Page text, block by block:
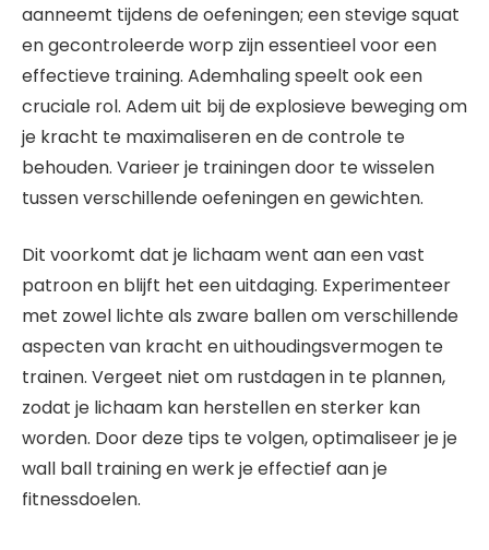
aanneemt tijdens de oefeningen; een stevige squat
en gecontroleerde worp zijn essentieel voor een
effectieve training. Ademhaling speelt ook een
cruciale rol. Adem uit bij de explosieve beweging om
je kracht te maximaliseren en de controle te
behouden. Varieer je trainingen door te wisselen
tussen verschillende oefeningen en gewichten.
Dit voorkomt dat je lichaam went aan een vast
patroon en blijft het een uitdaging. Experimenteer
met zowel lichte als zware ballen om verschillende
aspecten van kracht en uithoudingsvermogen te
trainen. Vergeet niet om rustdagen in te plannen,
zodat je lichaam kan herstellen en sterker kan
worden. Door deze tips te volgen, optimaliseer je je
wall ball training en werk je effectief aan je
fitnessdoelen.